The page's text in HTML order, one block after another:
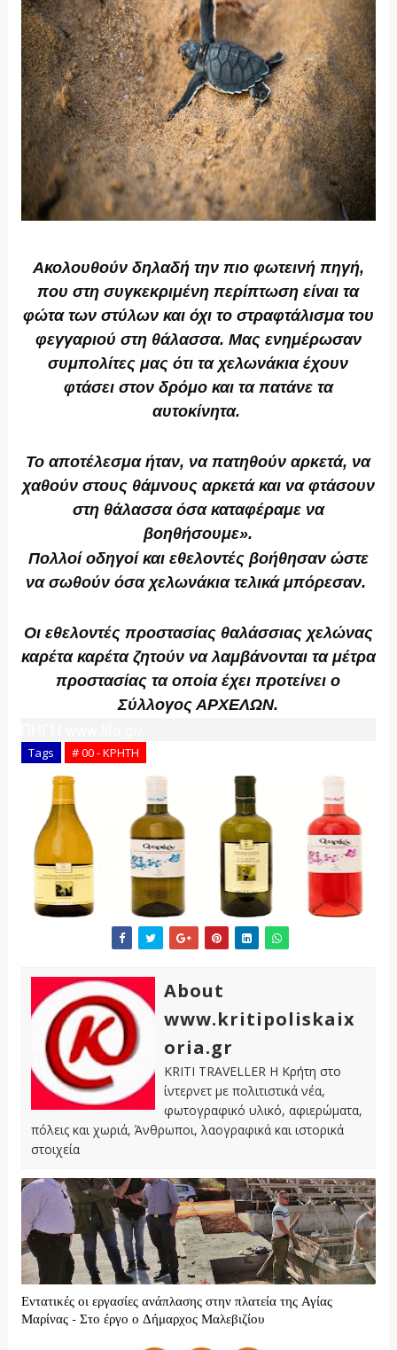
Ακολουθούν δηλαδή την πιο φωτεινή πηγή,
που στη συγκεκριμένη περίπτωση είναι τα
φώτα των στύλων και όχι το στραφτάλισμα του
φεγγαριού στη θάλασσα. Μας ενημέρωσαν
συμπολίτες μας ότι τα χελωνάκια έχουν
φτάσει στον δρόμο και τα πατάνε τα
αυτοκίνητα.
Το αποτέλεσμα ήταν, να πατηθούν αρκετά, να
χαθούν στους θάμνους αρκετά και να φτάσουν
στη θάλασσα όσα καταφέραμε να
βοηθήσουμε».
Πολλοί οδηγοί και εθελοντές βοήθησαν ώστε
να σωθούν όσα χελωνάκια τελικά μπόρεσαν.
Οι εθελοντές προστασίας θαλάσσιας χελώνας
καρέτα καρέτα ζητούν να λαμβάνονται τα μέτρα
προστασίας τα οποία έχει προτείνει ο
Σύλλογος ΑΡΧΕΛΩΝ.
Tags # 00 - ΚΡΗΤΗ
About
www.kritipoliskaix
oria.gr
KRITI TRAVELLER Η Κρήτη στο
ίντερνετ με πολιτιστικά νέα,
φωτογραφικό υλικό, αφιερώματα,
πόλεις και χωριά, Άνθρωποι, λαογραφικά και ιστορικά
στοιχεία
Εντατικές οι εργασίες ανάπλασης στην πλατεία της Αγίας
Μαρίνας - Στο έργο ο Δήμαρχος Μαλεβιζίου